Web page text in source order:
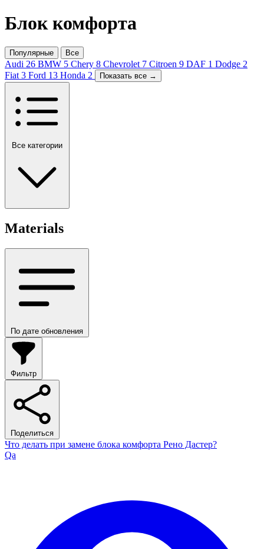
Блок комфорта
Популярные Все
Audi 26 BMW 5 Chery 8 Chevrolet 7 Citroen 9 DAF 1 Dodge 2
Fiat 3 Ford 13 Honda 2 Показать все →
Все категории
Materials
По дате обновления
Фильтр
Поделиться
Что делать при замене блока комфорта Рено Дастер?
Qa